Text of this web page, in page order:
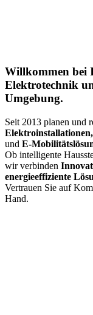
Willkommen bei
Elektrotechnik
Umgebung.
Seit 2013 planen und
und E-
Ob intelligente
wir verbinden
energieeffiziente
Vertrauen Sie auf
Hand.